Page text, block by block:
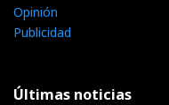
Opinión
Publicidad
Últimas noticias